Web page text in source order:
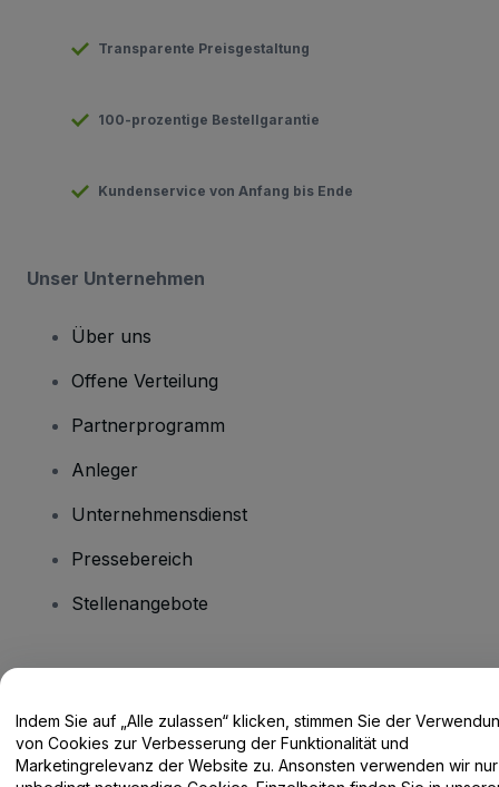
Transparente Preisgestaltung
100-prozentige Bestellgarantie
Kundenservice von Anfang bis Ende
Unser Unternehmen
Über uns
Offene Verteilung
Partnerprogramm
Anleger
Unternehmensdienst
Pressebereich
Stellenangebote
Hilfe-Center / Kontakt
Indem Sie auf „Alle zulassen“ klicken, stimmen Sie der
von Cookies zur Verbesserung der Funktionalität und
Marketingrelevanz der Website zu. Ansonsten verwenden wir nur